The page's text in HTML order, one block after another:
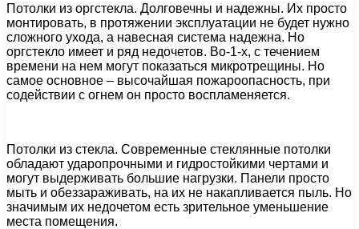
Потолки из оргстекла. Долговечны и надежны. Их просто
монтировать, в протяжении эксплуатации не будет нужно
сложного ухода, а навесная система надежна. Но
оргстекло имеет и ряд недочетов. Во-1-х, с течением
времени на нем могут показаться микротрещины. Но
самое основное – высочайшая пожароопасность, при
содействии с огнем он просто воспламеняется.
Потолки из стекла. Современные стеклянные потолки
обладают ударопрочными и гидростойкими чертами и
могут выдерживать большие нагрузки. Панели просто
мыть и обеззараживать, на их не накапливается пыль. Но
значимым их недочетом есть зрительное уменьшение
места помещения.